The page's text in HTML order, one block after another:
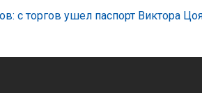
с торгов ушел паспорт Виктора